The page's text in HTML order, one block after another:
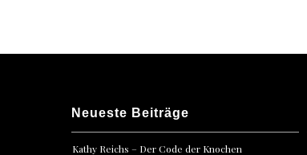
Neueste Beiträge
Kathy Reichs – Der Code der Knochen